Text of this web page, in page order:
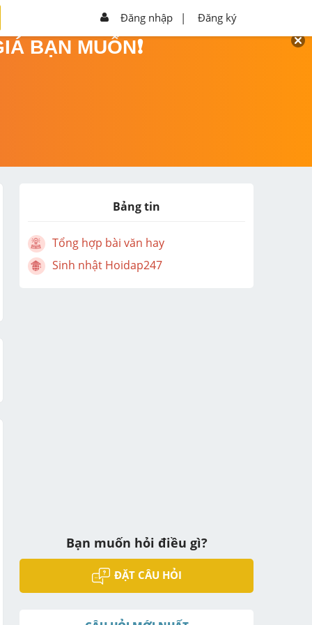
Đăng nhập | Đăng ký
BẠN MUỐN❗
Bảng tin
Tổng hợp bài văn hay
Sinh nhật Hoidap247
Bạn muốn hỏi điều gì?
ĐẶT CÂU HỎI